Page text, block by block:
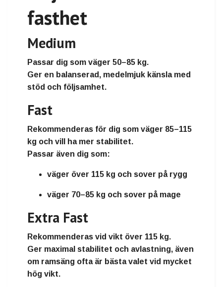
fasthet
Medium
Passar dig som väger 50–85 kg.
Ger en balanserad, medelmjuk känsla med
stöd och följsamhet.
Fast
Rekommenderas för dig som väger 85–115
kg och vill ha mer stabilitet.
Passar även dig som:
väger över 115 kg och sover på rygg
väger 70–85 kg och sover på mage
Extra Fast
Rekommenderas vid vikt över 115 kg.
Ger maximal stabilitet och avlastning, även
om ramsäng ofta är bästa valet vid mycket
hög vikt.